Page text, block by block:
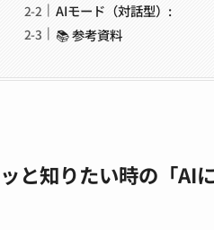
AIモード（対話型）:
📚 参考資料
と知りたい時の「AI